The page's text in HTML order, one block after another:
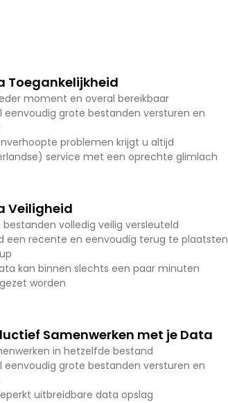
Toegankelijkheid
moment en overal bereikbaar
eenvoudig grote bestanden versturen en
problemen krijgt u altijd
service met een oprechte glimlach
Veiligheid
bestanden volledig veilig versleuteld
een recente en eenvoudig terug te plaatsten
kan binnen slechts een paar minuten
worden
Samenwerken met je Data
in hetzelfde bestand
eenvoudig grote bestanden versturen en
uitbreidbare data opslag